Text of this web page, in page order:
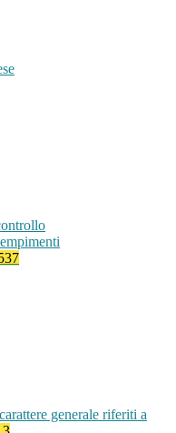
generale riferiti a